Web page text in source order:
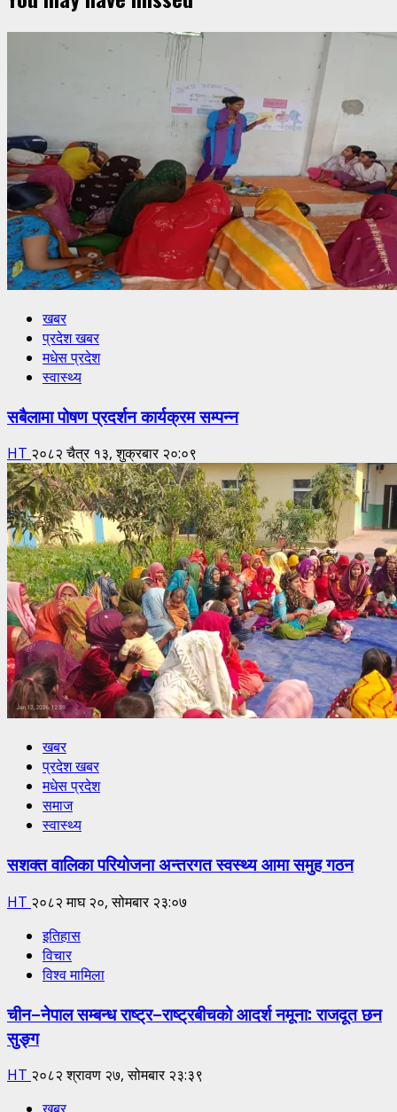
खबर
प्रदेश खबर
मधेस प्रदेश
स्वास्थ्य
सबैलामा पोषण प्रदर्शन कार्यक्रम सम्पन्न
HT २०८२ चैत्र १३, शुक्रबार २०:०९
खबर
प्रदेश खबर
मधेस प्रदेश
समाज
स्वास्थ्य
सशक्त वालिका परियोजना अन्तरगत स्वस्थ्य आमा समुह गठन
HT २०८२ माघ २०, सोमबार २३:०७
इतिहास
विचार
विश्व मामिला
चीन–नेपाल सम्बन्ध राष्ट्र–राष्ट्रबीचको आदर्श नमूना: राजदूत छन
सुङ्ग
HT २०८२ श्रावण २७, सोमबार २३:३९